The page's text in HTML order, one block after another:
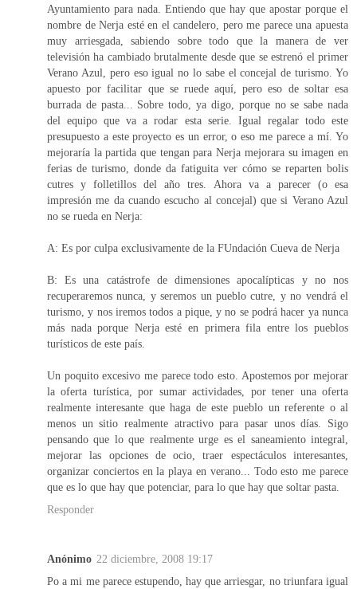
Ayuntamiento para nada. Entiendo que hay que apostar porque el
nombre de Nerja esté en el candelero, pero me parece una apuesta
muy arriesgada, sabiendo sobre todo que la manera de ver
televisión ha cambiado brutalmente desde que se estrenó el primer
Verano Azul, pero eso igual no lo sabe el concejal de turismo. Yo
apuesto por facilitar que se ruede aquí, pero eso de soltar esa
burrada de pasta... Sobre todo, ya digo, porque no se sabe nada
del equipo que va a rodar esta serie. Igual regalar todo este
presupuesto a este proyecto es un error, o eso me parece a mí. Yo
mejoraría la partida que tengan para Nerja mejorara su imagen en
ferias de turismo, donde da fatiguita ver cómo se reparten bolis
cutres y folletillos del año tres. Ahora va a parecer (o esa
impresión me da cuando escucho al concejal) que si Verano Azul
no se rueda en Nerja:
A: Es por culpa exclusivamente de la FUndación Cueva de Nerja
B: Es una catástrofe de dimensiones apocalípticas y no nos
recuperaremos nunca, y seremos un pueblo cutre, y no vendrá el
turismo, y nos iremos todos a pique, y no se podrá hacer ya nunca
más nada porque Nerja esté en primera fila entre los pueblos
turísticos de este país.
Un poquito excesivo me parece todo esto. Apostemos por mejorar
la oferta turística, por sumar actividades, por tener una oferta
realmente interesante que haga de este pueblo un referente o al
menos un sitio realmente atractivo para pasar unos días. Sigo
pensando que lo que realmente urge es el saneamiento integral,
mejorar las opciones de ocio, traer espectáculos interesantes,
organizar conciertos en la playa en verano... Todo esto me parece
que es lo que hay que potenciar, para lo que hay que soltar pasta.
Responder
Anónimo 22 diciembre, 2008 19:17
Po a mi me parece estupendo, hay que arriesgar, no triunfara igual